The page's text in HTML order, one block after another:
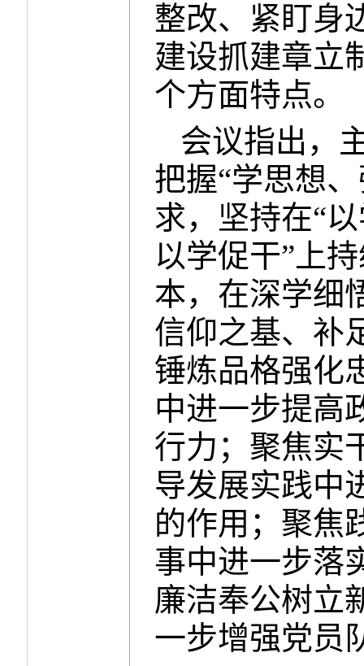
整改、紧盯身
建设抓建章立
个方面特点。
会议指出，
把握“学思想
求，坚持在“
以学促干”上
本，在深学细
信仰之基、补
锤炼品格强化
中进一步提高
行力；聚焦实
导发展实践中
的作用；聚焦
事中进一步落
廉洁奉公树立
一步增强党员